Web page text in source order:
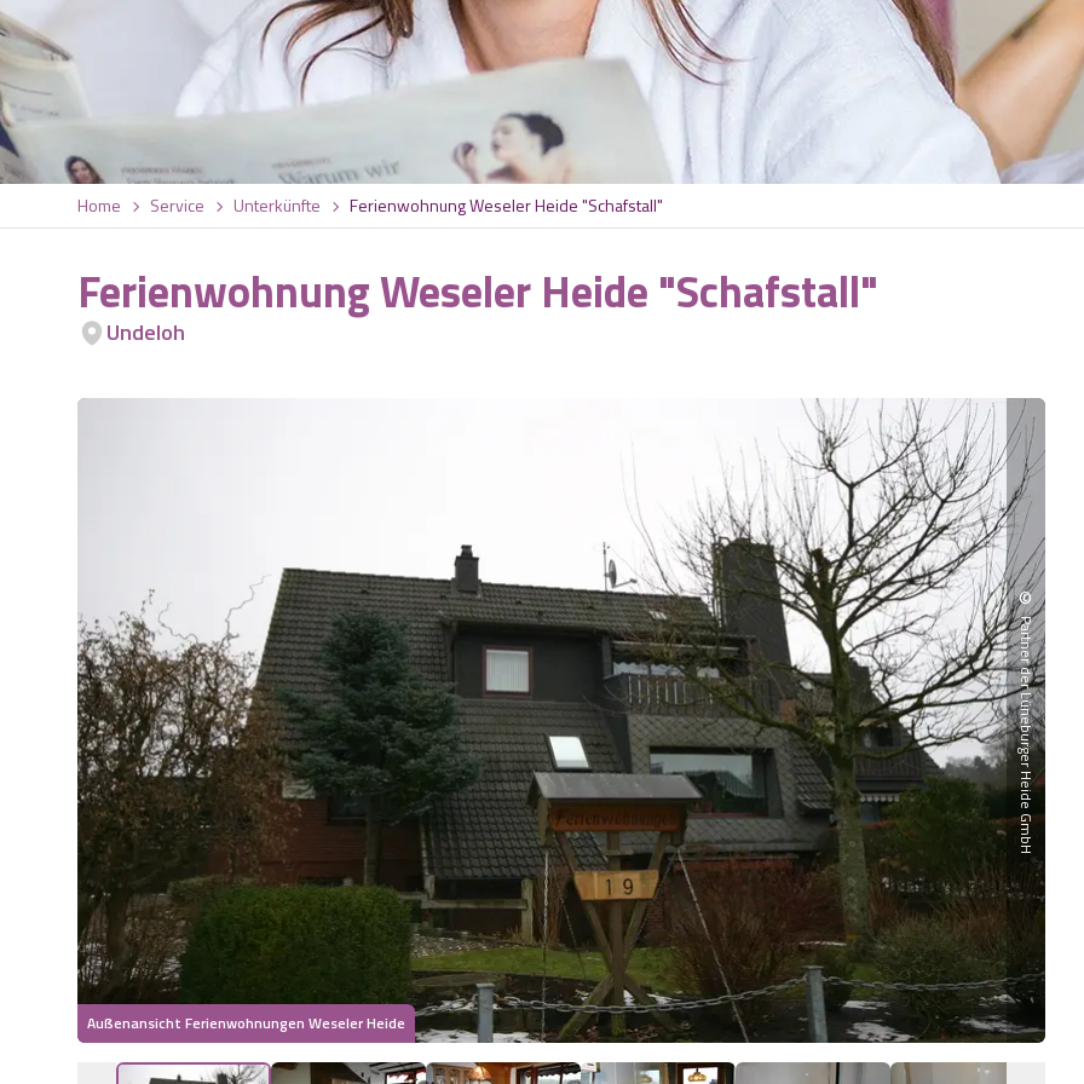
Home Service Unterkünfte Ferienwohnung Weseler Heide "Schafstall"
Ferienwohnung Weseler Heide "Schafstall"
Undeloh
Außenansicht Ferienwohnungen Weseler Heide
©
Partner der Lüneburger Heide GmbH